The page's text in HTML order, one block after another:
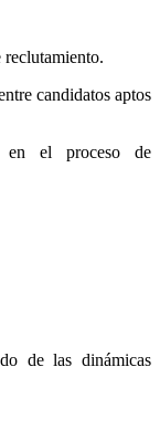
reclutamiento.
candidatos aptos
en el proceso de
de las dinámicas